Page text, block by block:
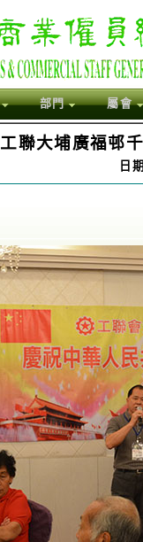
部門 屬會
工聯大埔廣福邨
日